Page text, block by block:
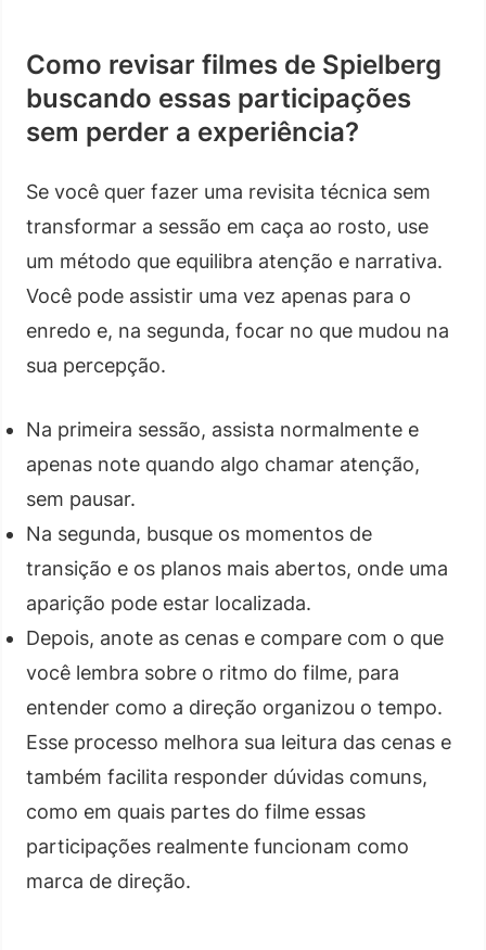
Como revisar filmes de Spielberg
buscando essas participações
sem perder a experiência?
Se você quer fazer uma revisita técnica sem
transformar a sessão em caça ao rosto, use
um método que equilibra atenção e narrativa.
Você pode assistir uma vez apenas para o
enredo e, na segunda, focar no que mudou na
sua percepção.
Na primeira sessão, assista normalmente e
apenas note quando algo chamar atenção,
sem pausar.
Na segunda, busque os momentos de
transição e os planos mais abertos, onde uma
aparição pode estar localizada.
Depois, anote as cenas e compare com o que
você lembra sobre o ritmo do filme, para
entender como a direção organizou o tempo.
Esse processo melhora sua leitura das cenas e
também facilita responder dúvidas comuns,
como em quais partes do filme essas
participações realmente funcionam como
marca de direção.